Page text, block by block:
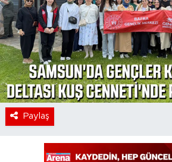
Paylaş